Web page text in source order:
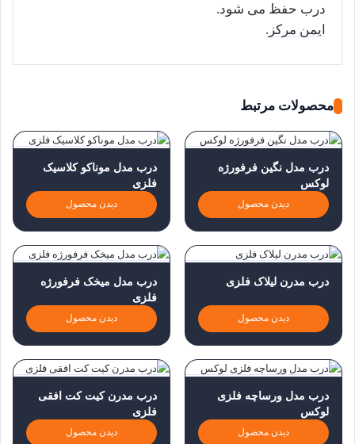
درب حفظ می شود.
ایمن مرکز.
محصولات مرتبط
درب مدل نگین فرفورژه
لوکس
دیدن محصول
درب مدل موناکو کلاسیک
فلزی
دیدن محصول
درب مدرن لیلاک فلزی
دیدن محصول
درب مدل میخک فرفورژه
فلزی
دیدن محصول
درب مدل ورساچه فلزی
لوکس
دیدن محصول
درب مدرن کیت کت افقی
فلزی
دیدن محصول